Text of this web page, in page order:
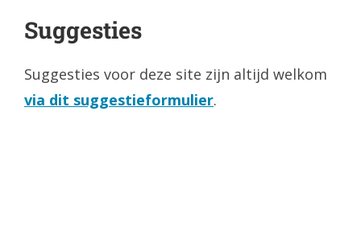
Suggesties
Suggesties voor deze site zijn altijd welkom
via dit suggestieformulier.